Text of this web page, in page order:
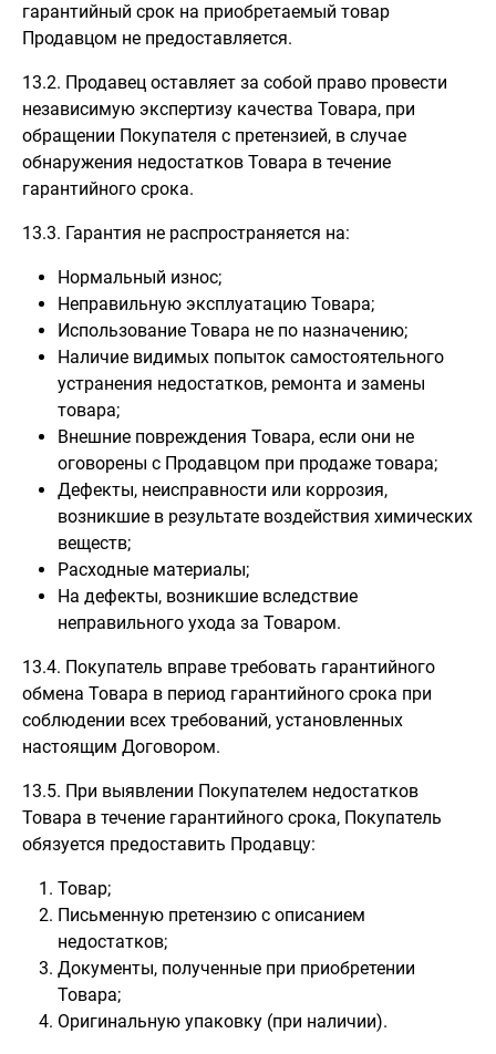
гарантийный срок на приобретаемый товар
Продавцом не предоставляется.
13.2. Продавец оставляет за собой право провести
независимую экспертизу качества Товара, при
обращении Покупателя с претензией, в случае
обнаружения недостатков Товара в течение
гарантийного срока.
13.3. Гарантия не распространяется на:
Нормальный износ;
Неправильную эксплуатацию Товара;
Использование Товара не по назначению;
Наличие видимых попыток самостоятельного
устранения недостатков, ремонта и замены
товара;
Внешние повреждения Товара, если они не
оговорены с Продавцом при продаже товара;
Дефекты, неисправности или коррозия,
возникшие в результате воздействия химических
веществ;
Расходные материалы;
На дефекты, возникшие вследствие
неправильного ухода за Товаром.
13.4. Покупатель вправе требовать гарантийного
обмена Товара в период гарантийного срока при
соблюдении всех требований, установленных
настоящим Договором.
13.5. При выявлении Покупателем недостатков
Товара в течение гарантийного срока, Покупатель
обязуется предоставить Продавцу:
Товар;
Письменную претензию с описанием
недостатков;
Документы, полученные при приобретении
Товара;
Оригинальную упаковку (при наличии).